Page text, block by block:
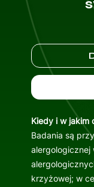
Kiedy i w jakim
Badania są
krzyżowej; w